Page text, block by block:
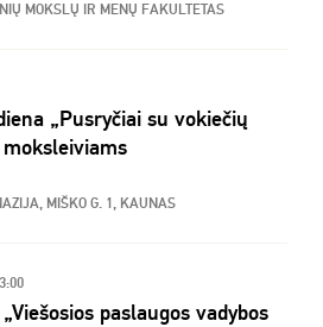
MOKSLŲ IR MENŲ FAKULTETAS
„Pusryčiai su vokiečių
MIŠKO G. 1, KAUNAS
paslaugos vadybos